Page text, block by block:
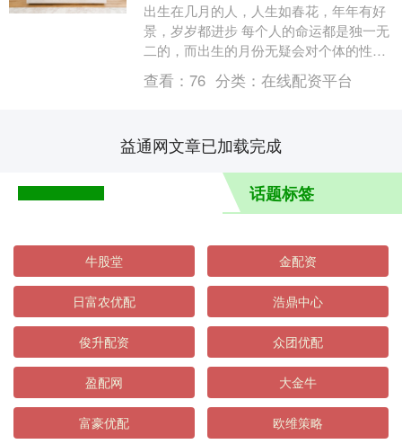
出生在几月的人，人生如春花，年年有好
景，岁岁都进步 每个人的命运都是独一无
二的，而出生的月份无疑会对个体的性格
特征与人生轨迹产生深远的影响。在中国
传统文化中，生....
查看： 76 分类： 在线配资平台
益通网文章已加载完成
话题标签
牛股堂 金配资
日富农优配 浩鼎中心
俊升配资 众团优配
盈配网 大金牛
富豪优配 欧维策略